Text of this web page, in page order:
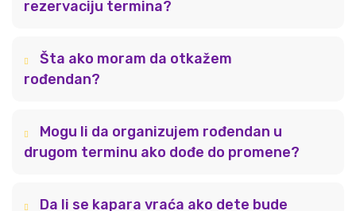
rezervaciju termina?
Šta ako moram da otkažem
rođendan?
Mogu li da organizujem rođendan u
drugom terminu ako dođe do promene?
Da li se kapara vraća ako dete bude